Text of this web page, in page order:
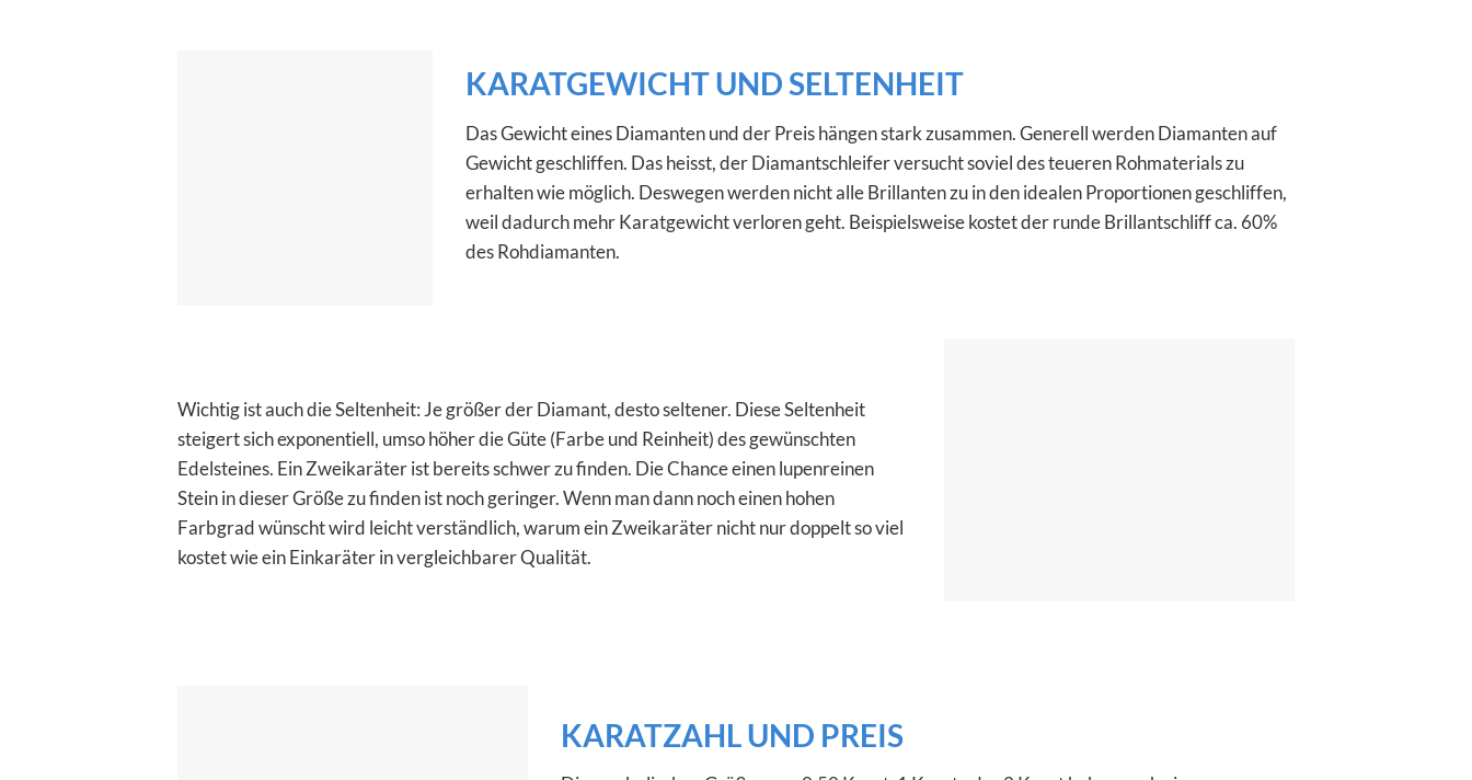
KARATGEWICHT UND SELTENHEIT
Das Gewicht eines Diamanten und der Preis hängen stark zusammen. Generell werden Diamanten auf
Gewicht geschliffen. Das heisst, der Diamantschleifer versucht soviel des teueren Rohmaterials zu
erhalten wie möglich. Deswegen werden nicht alle Brillanten zu in den idealen Proportionen geschliffen,
weil dadurch mehr Karatgewicht verloren geht. Beispielsweise kostet der runde Brillantschliff ca. 60%
des Rohdiamanten.
Wichtig ist auch die Seltenheit: Je größer der Diamant, desto seltener. Diese Seltenheit
steigert sich exponentiell, umso höher die Güte (Farbe und Reinheit) des gewünschten
Edelsteines. Ein Zweikaräter ist bereits schwer zu finden. Die Chance einen lupenreinen
Stein in dieser Größe zu finden ist noch geringer. Wenn man dann noch einen hohen
Farbgrad wünscht wird leicht verständlich, warum ein Zweikaräter nicht nur doppelt so viel
kostet wie ein Einkaräter in vergleichbarer Qualität.
KARATZAHL UND PREIS